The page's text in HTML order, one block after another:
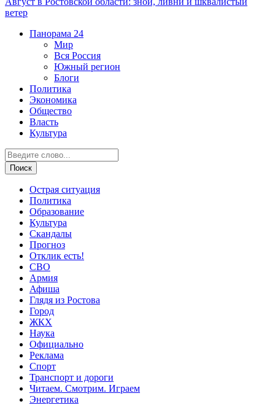
ветер
Панорама 24
Мир
Вся Россия
Южный регион
Блоги
Политика
Экономика
Общество
Власть
Культура
Острая ситуация
Политика
Образование
Культура
Скандалы
Прогноз
Отклик есть!
СВО
Армия
Афиша
Глядя из Ростова
Город
ЖКХ
Наука
Официально
Реклама
Спорт
Транспорт и дороги
Читаем. Смотрим. Играем
Энергетика